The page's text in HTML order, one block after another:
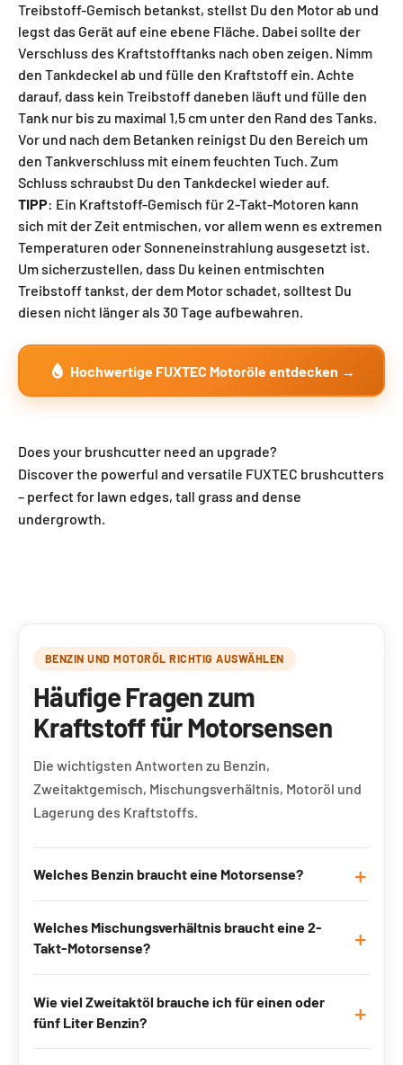
Treibstoff-Gemisch betankst, stellst Du den Motor ab und
legst das Gerät auf eine ebene Fläche. Dabei sollte der
Verschluss des Kraftstofftanks nach oben zeigen. Nimm
den Tankdeckel ab und fülle den Kraftstoff ein. Achte
darauf, dass kein Treibstoff daneben läuft und fülle den
Tank nur bis zu maximal 1,5 cm unter den Rand des Tanks.
Vor und nach dem Betanken reinigst Du den Bereich um
den Tankverschluss mit einem feuchten Tuch. Zum
Schluss schraubst Du den Tankdeckel wieder auf.
TIPP: Ein Kraftstoff-Gemisch für 2-Takt-Motoren kann
sich mit der Zeit entmischen, vor allem wenn es extremen
Temperaturen oder Sonneneinstrahlung ausgesetzt ist.
Um sicherzustellen, dass Du keinen entmischten
Treibstoff tankst, der dem Motor schadet, solltest Du
diesen nicht länger als 30 Tage aufbewahren.
Hochwertige FUXTEC Motoröle entdecken →
Does your brushcutter need an upgrade?
Discover the powerful and versatile FUXTEC brushcutters
– perfect for lawn edges, tall grass and dense
undergrowth.
BENZIN UND MOTORÖL RICHTIG AUSWÄHLEN
Häufige Fragen zum
Kraftstoff für Motorsensen
Die wichtigsten Antworten zu Benzin,
Zweitaktgemisch, Mischungsverhältnis, Motoröl und
Lagerung des Kraftstoffs.
Welches Benzin braucht eine Motorsense?
Welches Mischungsverhältnis braucht eine 2-
Takt-Motorsense?
Wie viel Zweitaktöl brauche ich für einen oder
fünf Liter Benzin?